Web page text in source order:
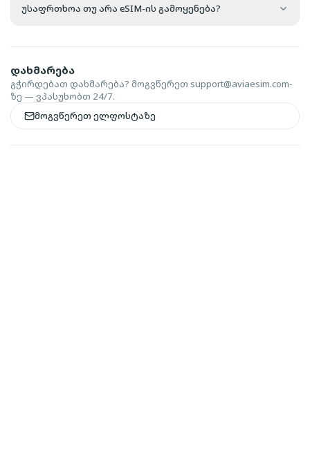
უსაფრთხოა თუ არა eSIM-ის გამოყენება?
დახმარება
გჭირდებათ დახმარება? მოგვწერეთ support@aviaesim.com-
ზე — ვპასუხობთ 24/7.
მოგვწერეთ ელფოსტაზე